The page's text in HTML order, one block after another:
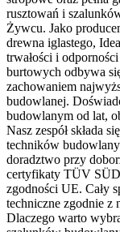
rusztowań i
Żywcu. Jako
drewna iglastego,
trwałości i
burtowych odbywa
zachowaniem
budowlanej.
budowlanym od lat,
Nasz zespół składa
techników
doradztwo przy
certyfikaty TÜV
zgodności UE. Cały
techniczne zgodnie z
Dlaczego warto